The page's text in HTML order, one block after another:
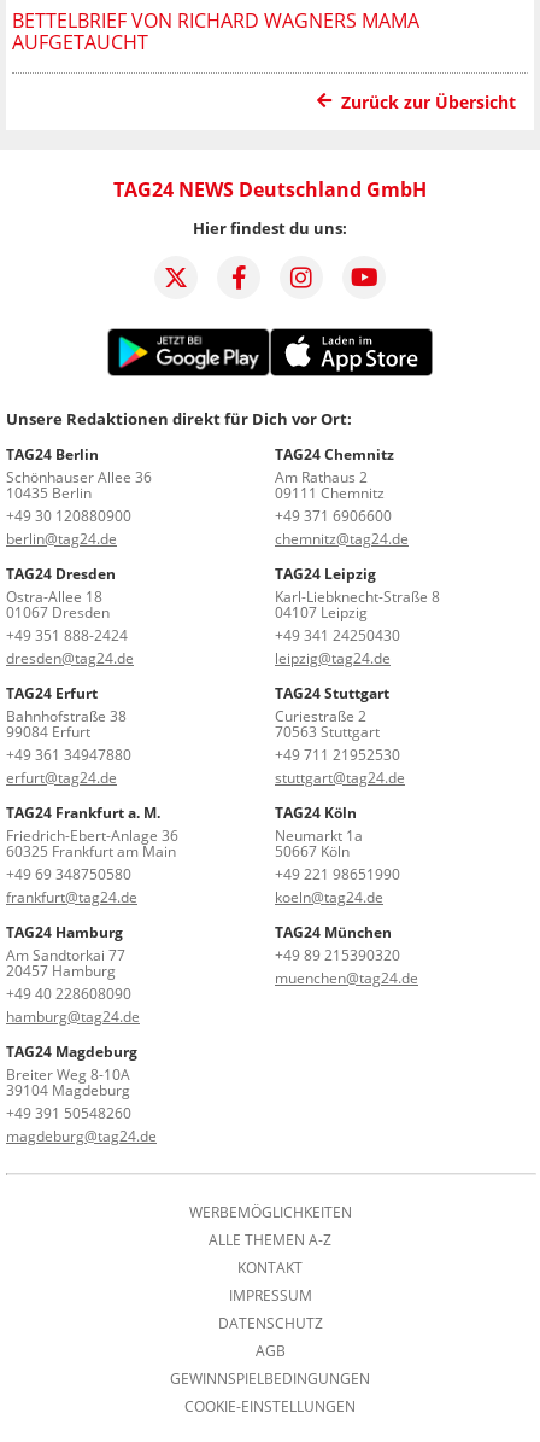
BETTELBRIEF VON RICHARD WAGNERS MAMA
AUFGETAUCHT
Zurück zur Übersicht
TAG24 NEWS Deutschland GmbH
Hier findest du uns:
Unsere Redaktionen direkt für Dich vor Ort:
TAG24 Berlin
Schönhauser Allee 36
10435 Berlin
+49 30 120880900
berlin@tag24.de
TAG24 Chemnitz
Am Rathaus 2
09111 Chemnitz
+49 371 6906600
chemnitz@tag24.de
TAG24 Dresden
Ostra-Allee 18
01067 Dresden
+49 351 888-2424
dresden@tag24.de
TAG24 Leipzig
Karl-Liebknecht-Straße 8
04107 Leipzig
+49 341 24250430
leipzig@tag24.de
TAG24 Erfurt
Bahnhofstraße 38
99084 Erfurt
+49 361 34947880
erfurt@tag24.de
TAG24 Stuttgart
Curiestraße 2
70563 Stuttgart
+49 711 21952530
stuttgart@tag24.de
TAG24 Frankfurt a. M.
Friedrich-Ebert-Anlage 36
60325 Frankfurt am Main
+49 69 348750580
frankfurt@tag24.de
TAG24 Köln
Neumarkt 1a
50667 Köln
+49 221 98651990
koeln@tag24.de
TAG24 Hamburg
Am Sandtorkai 77
20457 Hamburg
+49 40 228608090
hamburg@tag24.de
TAG24 München
+49 89 215390320
muenchen@tag24.de
TAG24 Magdeburg
Breiter Weg 8-10A
39104 Magdeburg
+49 391 50548260
magdeburg@tag24.de
WERBEMÖGLICHKEITEN
ALLE THEMEN A-Z
KONTAKT
IMPRESSUM
DATENSCHUTZ
AGB
GEWINNSPIELBEDINGUNGEN
COOKIE-EINSTELLUNGEN